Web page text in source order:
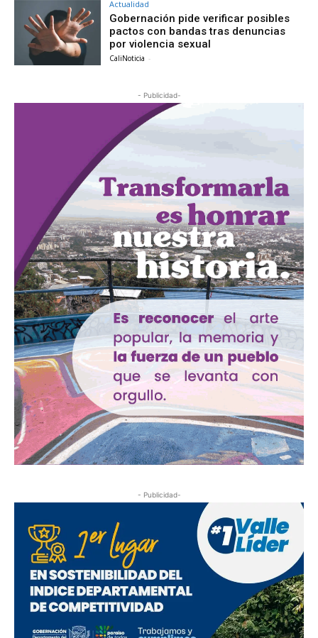
Actualidad
Gobernación pide verificar posibles
pactos con bandas tras denuncias
por violencia sexual
CaliNoticia -
- Publicidad-
- Publicidad-